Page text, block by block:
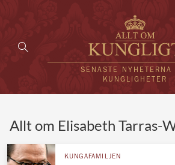
SENASTE NYHETERNA
KUNGLIGHETER
Allt om Elisabeth Tarras-
KUNGAFAMILJEN